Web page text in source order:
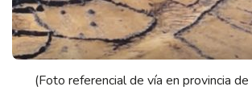
(Foto referencial de vía en provincia